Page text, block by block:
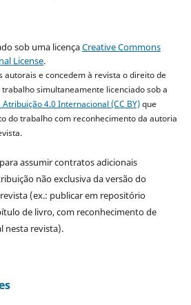
sob uma licençaCreative Commons
License.
autorais e concedem à revista o direito de
simultaneamente licenciado sob a
4.0 Internacional (CC BY)que
do trabalho com reconhecimento da autoria
assumir contratos adicionais
não exclusiva da versão do
(ex.: publicar em repositório
de livro, com reconhecimento de
nesta revista).